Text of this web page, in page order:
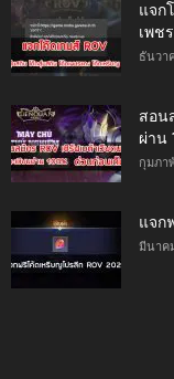
แจก
เพช
ธันวา
สอน
ผ่าน
กุมภา
แจก
มีนาค